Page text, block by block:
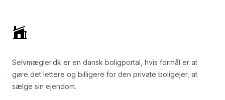
Selvmægler.dk er en dansk boligportal, hvis formål er at
gøre det lettere og billigere for den private boligejer, at
sælge sin ejendom.